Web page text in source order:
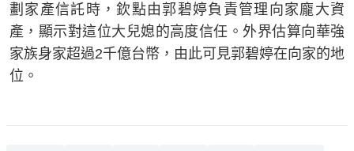
劃家產信託時，欽點由郭碧婷負責管理向家龐大資
產，顯示對這位大兒媳的高度信任。外界估算向華強
家族身家超過2千億台幣，由此可見郭碧婷在向家的地
位。